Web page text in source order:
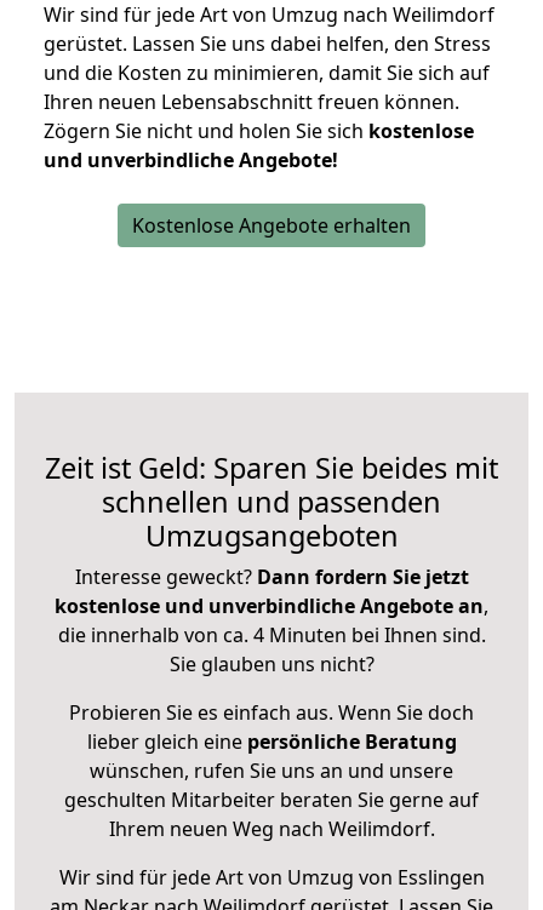
Wir sind für jede Art von Umzug nach Weilimdorf
gerüstet. Lassen Sie uns dabei helfen, den Stress
und die Kosten zu minimieren, damit Sie sich auf
Ihren neuen Lebensabschnitt freuen können.
Zögern Sie nicht und holen Sie sich kostenlose
und unverbindliche Angebote!
Kostenlose Angebote erhalten
Zeit ist Geld: Sparen Sie beides mit
schnellen und passenden
Umzugsangeboten
Interesse geweckt? Dann fordern Sie jetzt
kostenlose und unverbindliche Angebote an,
die innerhalb von ca. 4 Minuten bei Ihnen sind.
Sie glauben uns nicht?
Probieren Sie es einfach aus. Wenn Sie doch
lieber gleich eine persönliche Beratung
wünschen, rufen Sie uns an und unsere
geschulten Mitarbeiter beraten Sie gerne auf
Ihrem neuen Weg nach Weilimdorf.
Wir sind für jede Art von Umzug von Esslingen